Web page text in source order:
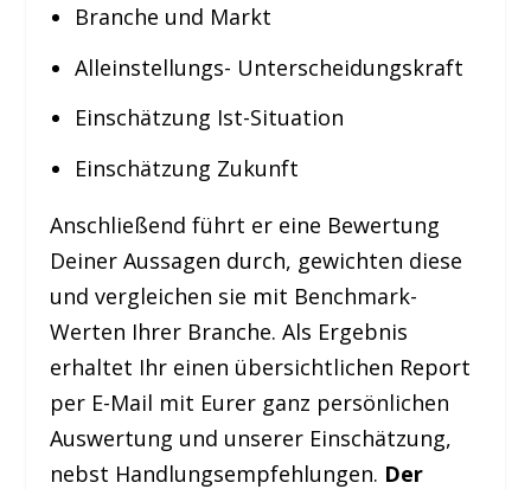
Branche und Markt
Alleinstellungs- Unterscheidungskraft
Einschätzung Ist-Situation
Einschätzung Zukunft
Anschließend führt er eine Bewertung
Deiner Aussagen durch, gewichten diese
und vergleichen sie mit Benchmark-
Werten Ihrer Branche. Als Ergebnis
erhaltet Ihr einen übersichtlichen Report
per E-Mail mit Eurer ganz persönlichen
Auswertung und unserer Einschätzung,
nebst Handlungsempfehlungen. Der